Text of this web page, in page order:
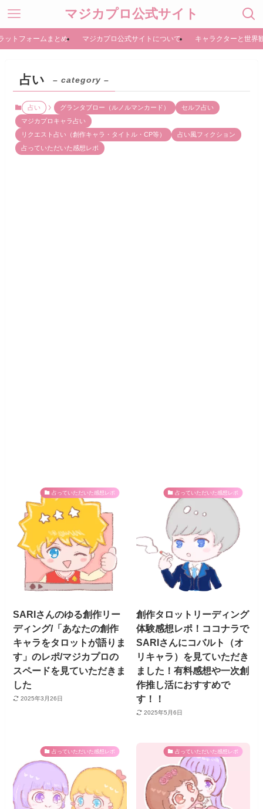
マジカプロ公式サイト
ットフォームまとめ マジカプロ公式サイトについて キャラクターと世界
占い – category –
占い グランタブロー（ルノルマンカード）
セルフ占い
マジカプロキャラ占い
リクエスト占い（創作キャラ・タイトル・CP等）
占い風フィクション
占っていただいた感想レポ
占っていただいた感想レポ
SARIさんのゆる創作リー
ディング/「あなたの創作
キャラをタロットが語りま
す」のレポ/マジカプロの
スペードを見ていただきま
した
2025年3月26日
占っていただいた感想レポ
創作タロットリーディング
体験感想レポ！ココナラで
SARIさんにコバルト（オ
リキャラ）を見ていただき
ました！有料感想や一次創
作推し活におすすめで
す！！
2025年5月6日
占っていただいた感想レポ 占っていただいた感想レポ